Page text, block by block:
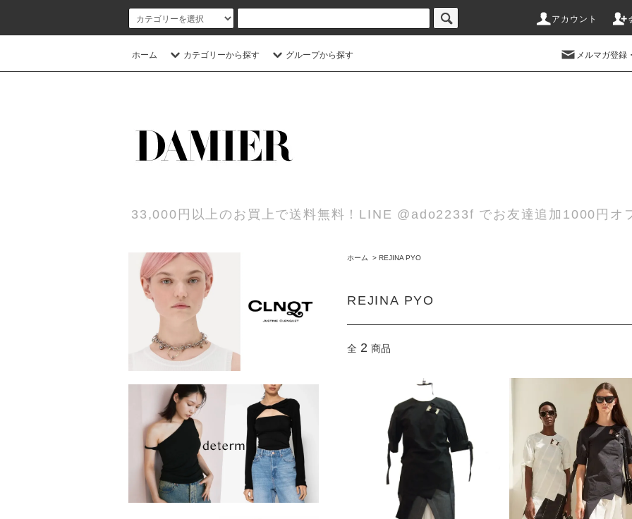
アカウント
ホーム カテゴリーから探す グループから探す メルマガ登録
33,000円以上のお買上で送料無料！LINE @ado2233f でお友達追加1000円オ
ホーム > REJINA PYO
REJINA PYO
全 2 商品